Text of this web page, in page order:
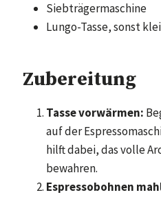
Siebträgermaschine
Lungo-Tasse, sonst
Zubereitung
Tasse vorwärmen:
auf der
hilft dabei, das volle
bewahren.
Espressobohnen